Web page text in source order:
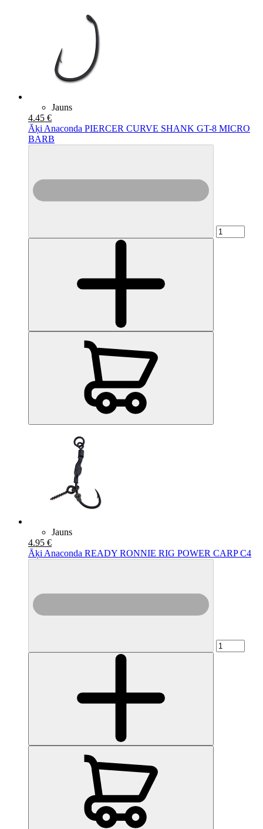
Jauns
4.45 €
Āķi Anaconda PIERCER CURVE SHANK GT-8 MICRO
BARB
Jauns
4.95 €
Āķi Anaconda READY RONNIE RIG POWER CARP C4